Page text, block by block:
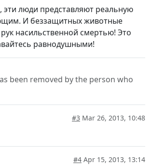
эти люди представляют реальную
И беззащитных животные
насильственной смертью! Это
равнодушными!
been removed by the person who
#3 Mar 26, 2013, 10:48
#4 Apr 15, 2013, 13:14